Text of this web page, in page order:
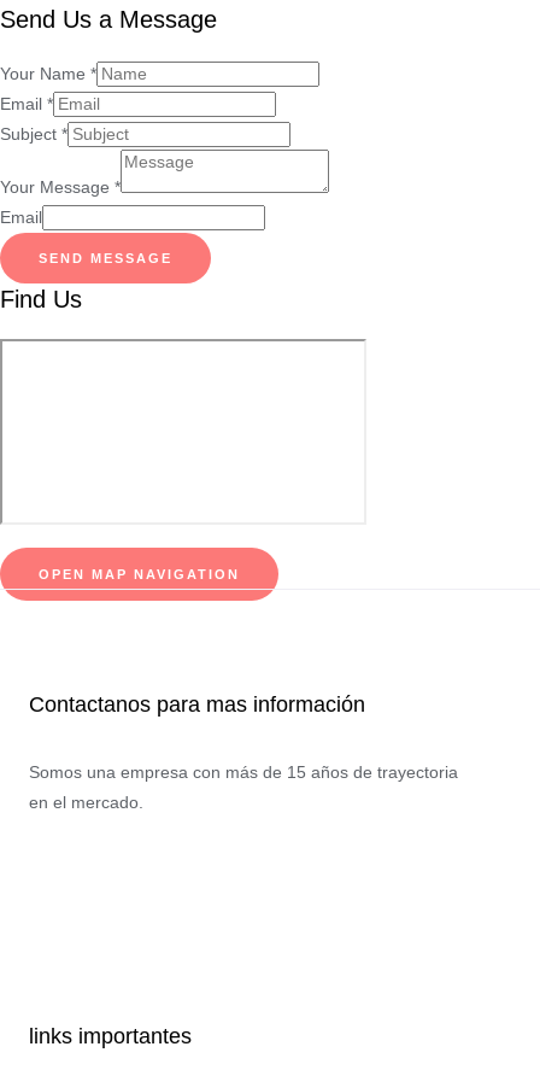
Send Us a Message
Your Name *
Email *
Subject *
Your Message *
Email
SEND MESSAGE
Find Us
OPEN MAP NAVIGATION
Contactanos para mas información
Somos una empresa con más de 15 años de trayectoria
en el mercado.
links importantes